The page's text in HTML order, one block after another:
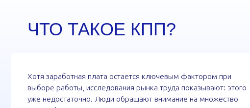
Хотя заработная плата остается ключевым фактором при
долгосрочные финансовые инструменты, которые помогают
им чувствовать себя защищенными не только сейчас, но
и в будущем.